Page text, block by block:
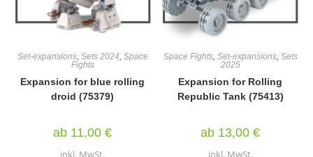
Set-expansions, Sets 2024, Space
Fights
Expansion for blue rolling
droid (75379)
ab 11,00€
inkl. MwSt.
Space Fights, Set-expansions, Sets
2025
Expansion for Rolling
Republic Tank (75413)
ab 13,00€
inkl. MwSt.